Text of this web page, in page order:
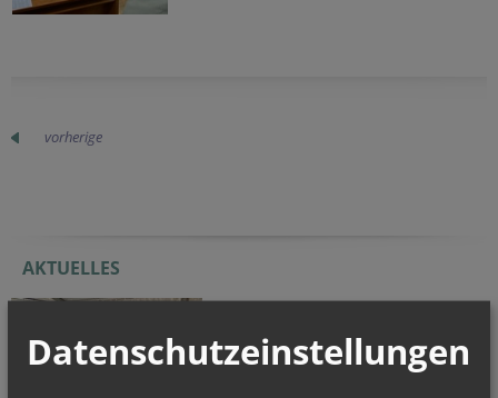
vorherige
AKTUELLES
Datenschutzeinstellungen